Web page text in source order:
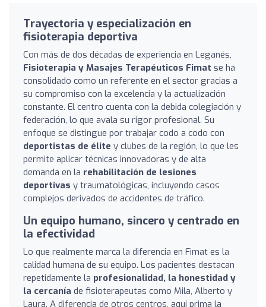
Trayectoria y especialización en
fisioterapia deportiva
Con más de dos décadas de experiencia en Leganés,
Fisioterapia y Masajes Terapéuticos Fimat se ha
consolidado como un referente en el sector gracias a
su compromiso con la excelencia y la actualización
constante. El centro cuenta con la debida colegiación y
federación, lo que avala su rigor profesional. Su
enfoque se distingue por trabajar codo a codo con
deportistas de élite y clubes de la región, lo que les
permite aplicar técnicas innovadoras y de alta
demanda en la rehabilitación de lesiones
deportivas y traumatológicas, incluyendo casos
complejos derivados de accidentes de tráfico.
Un equipo humano, sincero y centrado en
la efectividad
Lo que realmente marca la diferencia en Fimat es la
calidad humana de su equipo. Los pacientes destacan
repetidamente la profesionalidad, la honestidad y
la cercanía de fisioterapeutas como Mila, Alberto y
Laura. A diferencia de otros centros, aquí prima la